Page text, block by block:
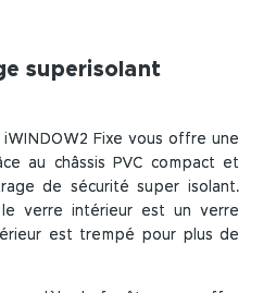
superisolant
Fixe vous offre une
au châssis PVC compact et
de sécurité super isolant.
verre intérieur est un verre
est trempé pour plus de